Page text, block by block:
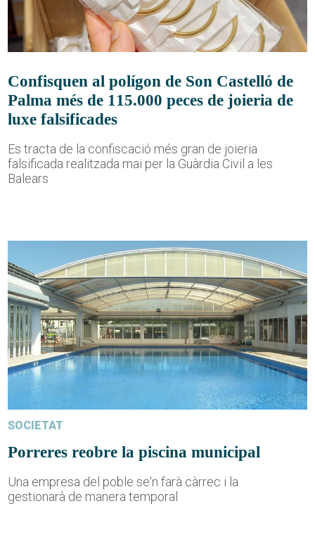
Confisquen al polígon de Son Castelló de
Palma més de 115.000 peces de joieria de
luxe falsificades
Es tracta de la confiscació més gran de joieria
falsificada realitzada mai per la Guàrdia Civil a les
Balears
SOCIETAT
Porreres reobre la piscina municipal
Una empresa del poble se'n farà càrrec i la
gestionarà de manera temporal